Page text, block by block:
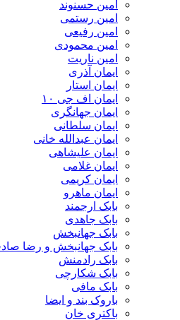
امین حسنوند
امین رستمی
امین رفیعی
امین محمودی
امین ناریت
ایمان آذری
ایمان استار
ایمان اف جی ۱۰
ایمان جهانگری
ایمان سلطانی
ایمان عبدالله خانی
ایمان علیشاهی
ایمان غلامی
ایمان کریمی
ایمان ماهرو
بابک ارجمند
بابک جاهدی
بابک جهانبخش
بابک جهانبخش و رضا صادقی
بابک رادمنش
بابک شکارچی
بابک مافی
باروک بند و ایضا
باکتری خان